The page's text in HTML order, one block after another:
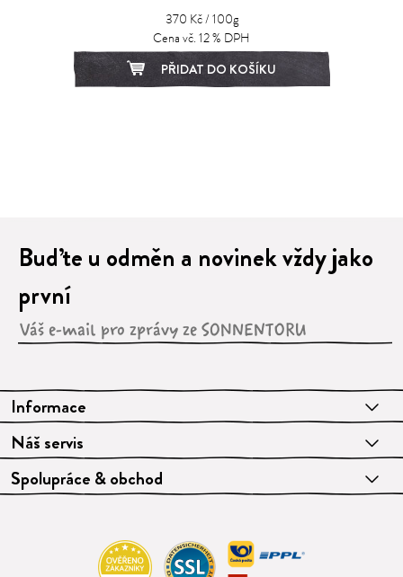
370 Kč / 100g
Cena vč. 12 % DPH
PŘIDAT DO KOŠÍKU
Informace
Náš servis
Spolupráce & obchod
Buďte u odměn a novinek vždy jako
první